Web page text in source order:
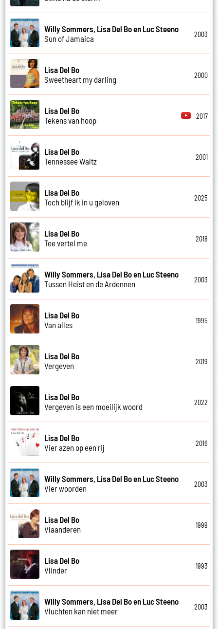
Willy Sommers, Lisa Del Bo en Luc Steeno
Sun of Jamaica
2003
Lisa Del Bo
Sweetheart my darling
2000
Lisa Del Bo
Tekens van hoop
2017
Lisa Del Bo
Tennessee Waltz
2001
Lisa Del Bo
Toch blijf ik in u geloven
2025
Lisa Del Bo
Toe vertel me
2018
Willy Sommers, Lisa Del Bo en Luc Steeno
Tussen Heist en de Ardennen
2003
Lisa Del Bo
Van alles
1995
Lisa Del Bo
Vergeven
2019
Lisa Del Bo
Vergeven is een moeilijk woord
2022
Lisa Del Bo
Vier azen op een rij
2016
Willy Sommers, Lisa Del Bo en Luc Steeno
Vier woorden
2003
Lisa Del Bo
Vlaanderen
1999
Lisa Del Bo
Vlinder
1993
Willy Sommers, Lisa Del Bo en Luc Steeno
Vluchten kan niet meer
2003